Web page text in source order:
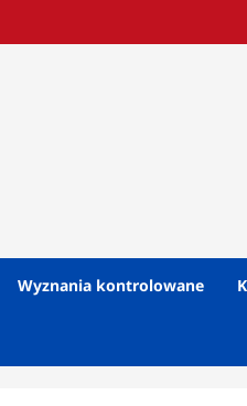
Wyznania kontrolowane